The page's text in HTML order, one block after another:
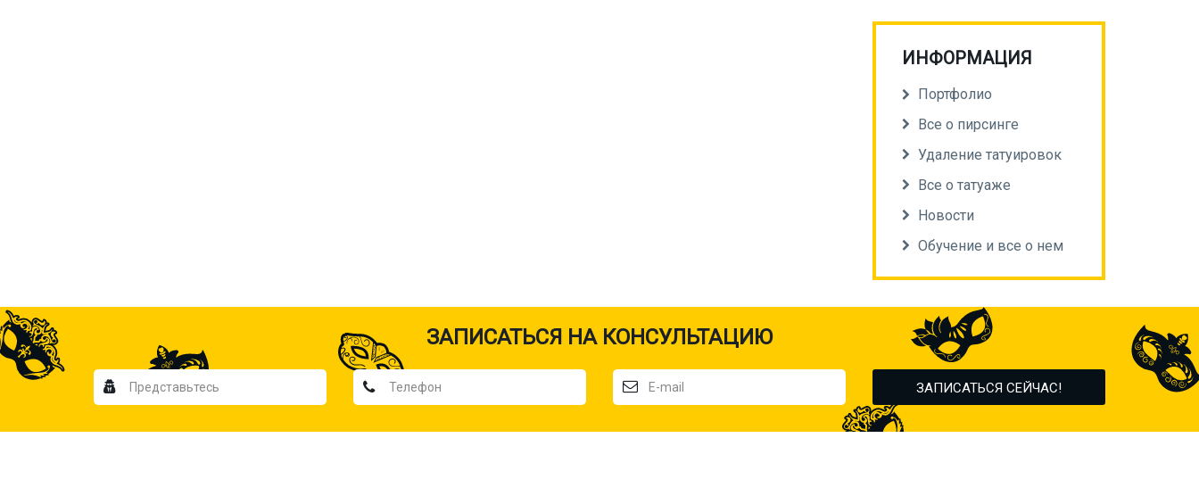
ИНФОРМАЦИЯ
Портфолио
Все о пирсинге
Удаление татуировок
Все о татуаже
Новости
Обучение и все о нем
ЗАПИСАТЬСЯ НА КОНСУЛЬТАЦИЮ